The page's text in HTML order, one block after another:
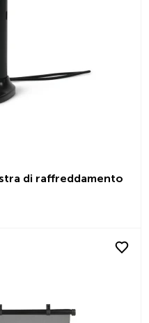
di raffreddamento